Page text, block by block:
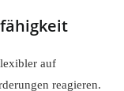
auf
reagieren.